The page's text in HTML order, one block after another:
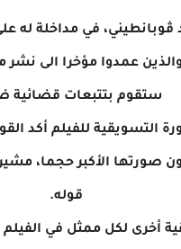
في مداخلة له
عمدوا مؤخرا الى نشر
ستقوم بتتبعات قضائية
صورتها الأكبر حجما،
قوله.
أخرى لكل ممثل في